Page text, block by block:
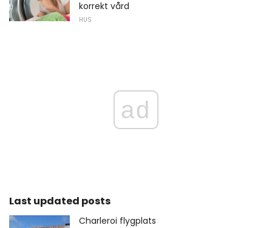
korrekt vård
HUS
ad
Last updated posts
Charleroi flygplats